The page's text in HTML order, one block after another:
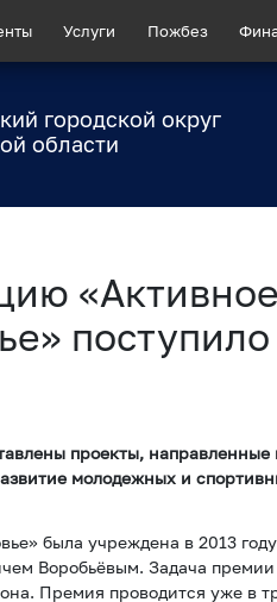
Услуги Пожбез
городской округ
области
проекты, направленные
молодежных и
была учреждена в 2013
Воробьёвым. Задача
Премия проводится уже в